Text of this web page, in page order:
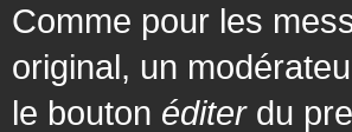
Comme pour les
original, un
le bouton éditerdu